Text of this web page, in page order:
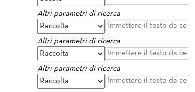
Altri parametri di ricerca
Altri parametri di ricerca
Altri parametri di ricerca